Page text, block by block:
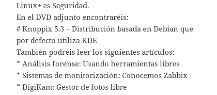
Linux+ es Seguridad.
En el DVD adjunto encontraréis:
# Knoppix 5.3 – Distribución basada en Debian que
por defecto utiliza KDE
También podréis leer los siguientes artículos:
* Análisis forense: Usando herramientas libres
* Sistemas de monitorización: Conocemos Zabbix
* DigiKam: Gestor de fotos libre